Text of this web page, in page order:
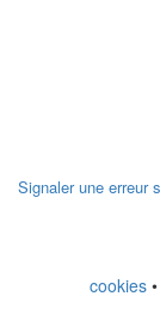
Signaler une erreur
cookies •